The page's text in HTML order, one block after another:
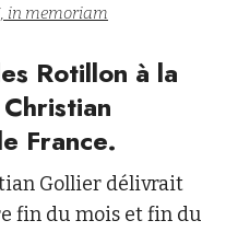
in memoriam
Rotillon à la
France.
Gollier délivrait
fin du mois et fin du